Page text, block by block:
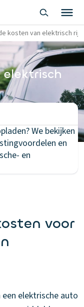
kosten van elektrisch
elektrisch
We bekijken
en
en
voor
elektrische auto